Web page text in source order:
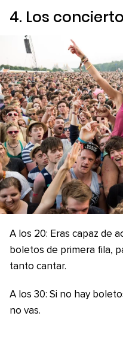
4. Los
A los 20: Eras capaz de
boletos de primera fila,
tanto cantar.
A los 30: Si no hay
no vas.